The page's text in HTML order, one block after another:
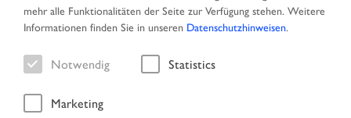
Fahrzeug
Startseite Neu eingetroffen
mehr alle Funktionalitäten der Seite zur Verfügung stehen. Weitere
Informationen finden Sie in unseren Datenschutzhinweisen.
Notwendig Statistics
Marketing